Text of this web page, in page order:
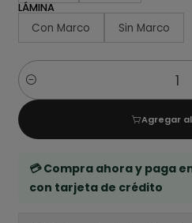
LÁMINA
Con Marco Sin Marco
Cantidad
Agregar
💳 Compra ahora y paga
con tarjeta de crédito